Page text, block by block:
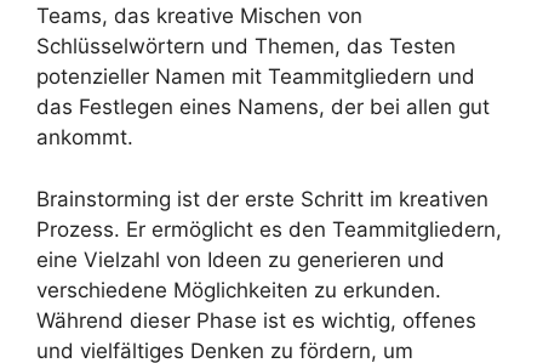
Teams, das kreative Mischen von
Schlüsselwörtern und Themen, das Testen
potenzieller Namen mit Teammitgliedern und
das Festlegen eines Namens, der bei allen gut
ankommt.
Brainstorming ist der erste Schritt im kreativen
Prozess. Er ermöglicht es den Teammitgliedern,
eine Vielzahl von Ideen zu generieren und
verschiedene Möglichkeiten zu erkunden.
Während dieser Phase ist es wichtig, offenes
und vielfältiges Denken zu fördern, um